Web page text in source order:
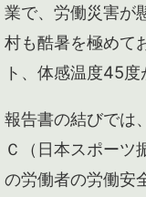
業で、労働災害が
村も酷暑を極めて
ト、体感温度45度
報告書の結びでは
Ｃ（日本スポーツ
の労働者の労働安